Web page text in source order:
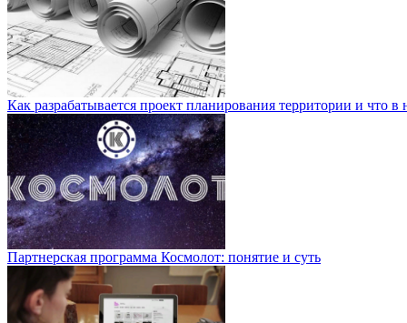
Как разрабатывается проект планирования территории и что в
Партнерская программа Космолот: понятие и суть